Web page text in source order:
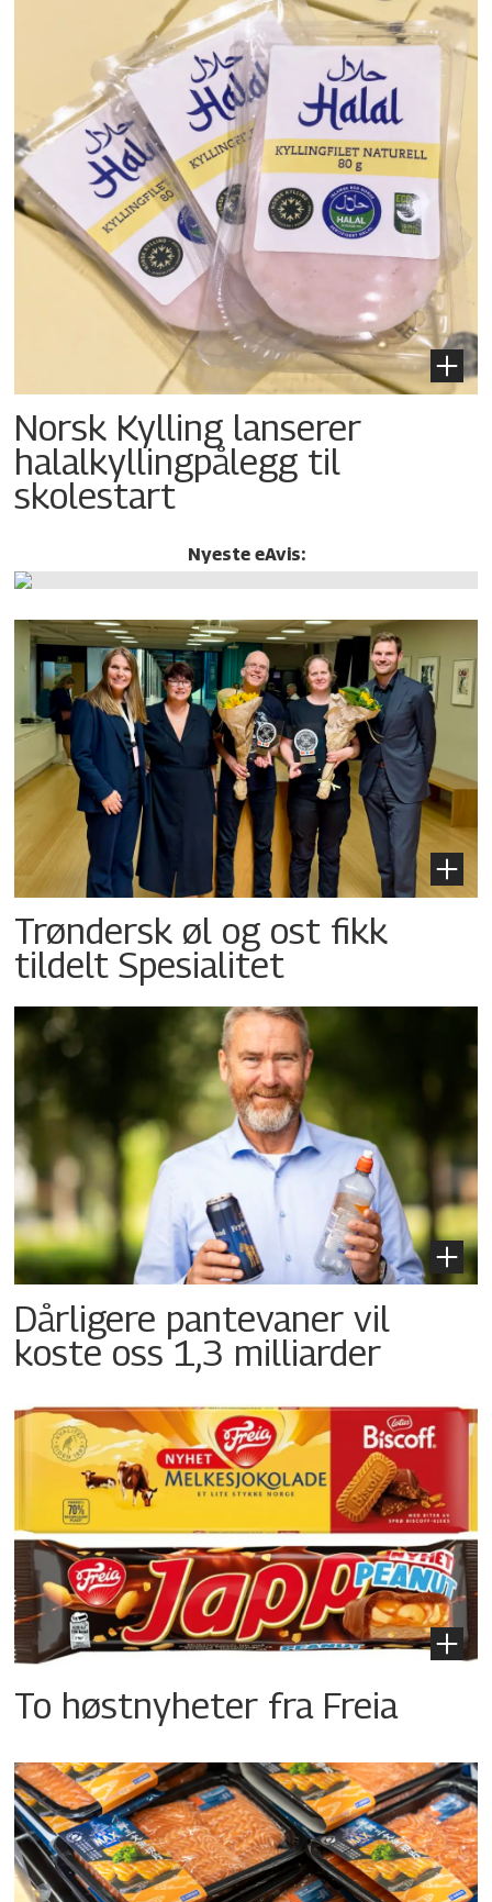
Norsk Kylling lanserer
halalkylling­pålegg til
skolestart
Nyeste eAvis:
Trøndersk øl og ost fikk
tildelt Spesialitet
Dårligere pantevaner vil
koste oss 1,3 milliarder
To høstnyheter fra Freia